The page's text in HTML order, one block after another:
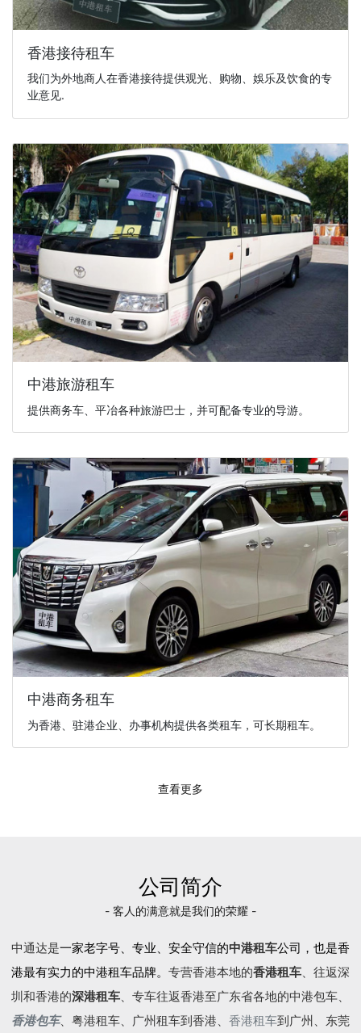
香港接待租车
我们为外地商人在香港接待提供观光、购物、娛乐及饮食的专
业意见.
中港旅游租车
提供商务车、平冶各种旅游巴士，并可配备专业的导游。
中港商务租车
为香港、驻港企业、办事机构提供各类租车，可长期租车。
查看更多
公司简介
- 客人的满意就是我们的荣耀 -
中通达是一家老字号、专业、安全守信的中港租车公司，也是香
港最有实力的中港租车品牌。 专营香港本地的香港租车、往返深
圳和香港的深港租车、专车往返香港至广东省各地的中港包车、
香港包车、 粤港租车、广州租车到香港、 香港租车到广州、东莞